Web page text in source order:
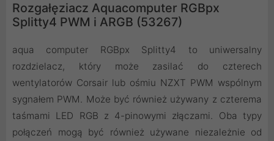
Rozgałęziacz Aquacomputer RGBpx
Splitty4 PWM i ARGB (53267)
aqua computer RGBpx Splitty4 to uniwersalny
rozdzielacz, który może zasilać do czterech
wentylatorów Corsair lub ośmiu NZXT PWM wspólnym
sygnałem PWM. Może być również używany z czterema
taśmami LED RGB z 4-pinowymi złączami. Oba typy
połączeń mogą być również używane niezależnie od